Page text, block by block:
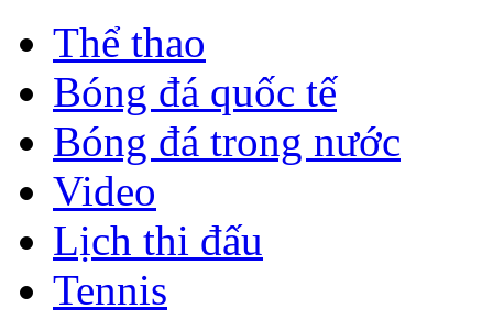
Thể thao
Bóng đá quốc tế
Bóng đá trong nước
Video
Lịch thi đấu
Tennis